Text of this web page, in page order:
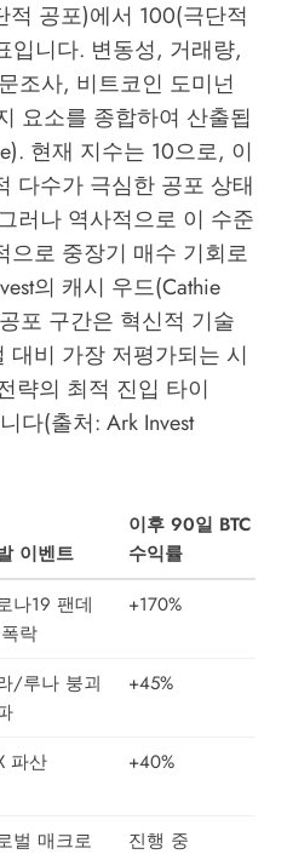
공포)에서 100(극단적
입니다. 변동성, 거래량,
조사, 비트코인 도미넌
요소를 종합하여 산출됩
현재 지수는 10으로, 이
다수가 극심한 공포 상태
러나 역사적으로 이 수준
으로 중장기 매수 기회로
의 캐시 우드(Cathie
포 구간은 혁신적 기술
대비 가장 저평가되는 시
략의 최적 진입 타이
다(출처: Ark Invest
이벤트
이후 90일 BTC
수익률
나19 팬데
락
+170%
/루나 붕괴
+45%
파산 +40%
벌 매크로
진행 중